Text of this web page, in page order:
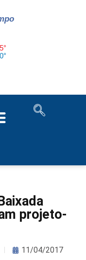
projeto-
11/04/2017